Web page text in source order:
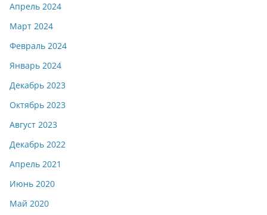
Апрель 2024
Март 2024
Февраль 2024
Январь 2024
Декабрь 2023
Октябрь 2023
Август 2023
Декабрь 2022
Апрель 2021
Июнь 2020
Май 2020